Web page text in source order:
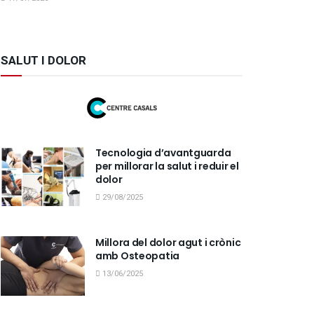
SALUT I DOLOR
Tecnologia d’avantguarda
per millorar la salut i reduir el
dolor
29/08/2025
Millora del dolor agut i crònic
amb Osteopatia
13/06/2025